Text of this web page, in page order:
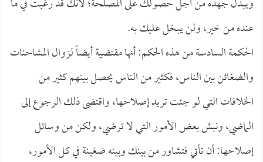
عنده من خير، ولن يبخل عليك به.
الحكمة السادسة من هذه الحكم: أنها مقتضية أيضاً لزوال المشاحنات
والضغائن بين الناس، فكثير من الناس يحصل بينهم كثير من
الخلافات التي لو جئت تريد إصلاحها، واقتضى ذلك الرجوع إلى
الماضي، ونبش بعض الأمور التي لا ترضي، ولكن من وسائل
إصلاحها: أن تأتي فتشاور من بينك وبينه ضغينة في كل الأمور،